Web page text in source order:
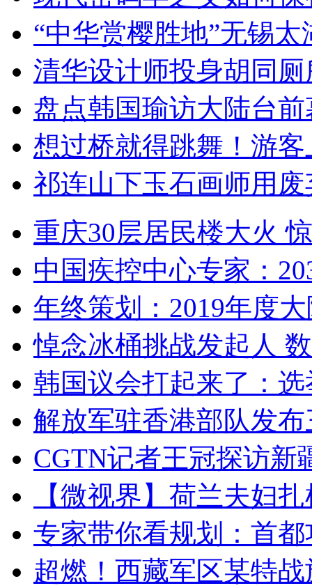
“中华赏樱胜地”无锡
清华设计师投身胡同
盘点韩国瑜访大陆台
想过桥就得跳舞！游客
祁连山下玉石画师用
重庆30层居民楼大火
中国疾控中心专家：
年终策划：2019年度
悼念冰桶挑战发起人
韩国议会打起来了：
解放军驻香港部队发
CGTN记者王冠探访新
【微视界】荷兰夫妇
专家带你看规划：首
超燃！西藏军区某特